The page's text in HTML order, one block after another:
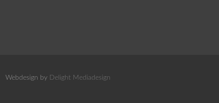
Webdesign by Delight Mediadesign